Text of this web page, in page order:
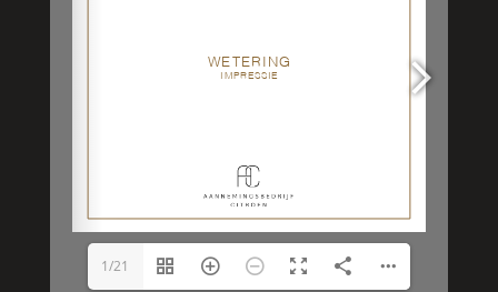
1/21